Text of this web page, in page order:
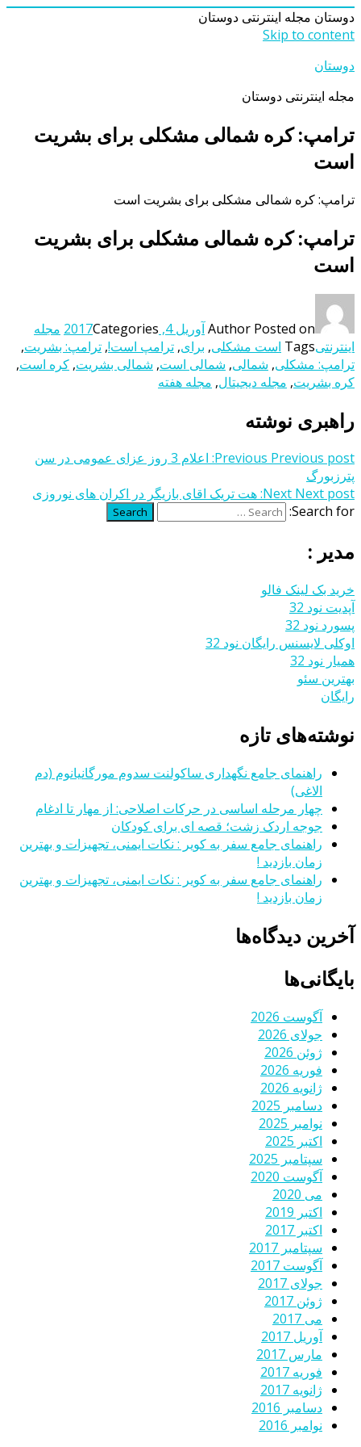
دوستان مجله اینترنتی دوستان
Skip to content
دوستان
مجله اینترنتی دوستان
ترامپ: کره شمالی مشکلی برای بشریت
است
ترامپ: کره شمالی مشکلی برای بشریت است
ترامپ: کره شمالی مشکلی برای بشریت
است
Author Posted on آوریل 4, 2017 Categories
مجله
اینترنتیTags است مشکلی, برای, ترامپ است!, ترامپ: بشریت,
ترامپ: مشکلی, شمالی, شمالی است, شمالی بشریت, کره است,
کره بشریت, مجله دیجیتال, مجله هفته
راهبری نوشته
Previous Previous post:
اعلام 3 روز عزای عمومی در سن
پترزبورگ
Next Next post:
هت تریک اقای بازیگر در اکران‌ هاى نوروزى
Search for:
Search
مدیر :
خرید بک لینک فالو
آپدیت نود 32
پسورد نود 32
اوکلی لایسنس رایگان نود 32
همیار نود 32
بهترین سئو
رایگان
نوشته‌های تازه
راهنمای جامع نگهداری ساکولنت سدوم مورگانیانوم (دم
الاغی)
چهار مرحله اساسی در حرکات اصلاحی: از مهار تا ادغام
جوجه اردک زشت؛ قصه ای برای کودکان
راهنمای جامع سفر به کویر : نکات ایمنی، تجهیزات و بهترین
زمان بازدید !
راهنمای جامع سفر به کویر : نکات ایمنی، تجهیزات و بهترین
زمان بازدید !
آخرین دیدگاه‌ها
بایگانی‌ها
آگوست 2026
جولای 2026
ژوئن 2026
فوریه 2026
ژانویه 2026
دسامبر 2025
نوامبر 2025
اکتبر 2025
سپتامبر 2025
آگوست 2020
می 2020
اکتبر 2019
اکتبر 2017
سپتامبر 2017
آگوست 2017
جولای 2017
ژوئن 2017
می 2017
آوریل 2017
مارس 2017
فوریه 2017
ژانویه 2017
دسامبر 2016
نوامبر 2016